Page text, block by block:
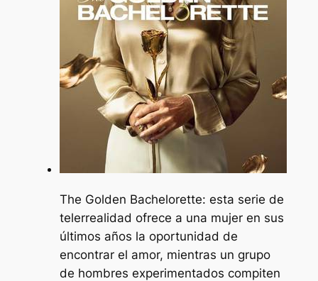
The Golden Bachelorette: esta serie de
telerrealidad ofrece a una mujer en sus
últimos años la oportunidad de
encontrar el amor, mientras un grupo
de hombres experimentados compiten